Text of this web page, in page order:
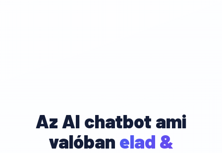
Az AI chatbot ami
valóban elad &